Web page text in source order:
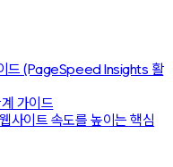
드 (PageSpeed Insights 활
가이드
사이트 속도를 높이는 핵심